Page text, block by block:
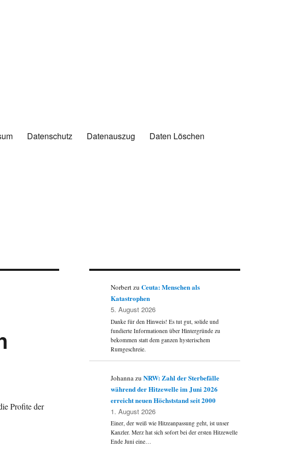
Datenschutz Datenauszug
Daten Löschen
Profite der
NorbertzuCeuta: Menschen als
Katastrophen
5. August 2026
Danke für den Hinweis! Es tut gut, solide und
fundierte Informationen über Hintergründe zu
bekommen statt dem ganzen hysterischem
Rumgeschreie.
JohannazuNRW: Zahl der Sterbefälle
während der Hitzewelle im Juni 2026
erreicht neuen Höchststand seit 2000
1. August 2026
Einer, der weiß wie Hitzeanpassung geht, ist unser
Kanzler. Merz hat sich sofort bei der ersten Hitzewelle
Ende Juni eine…